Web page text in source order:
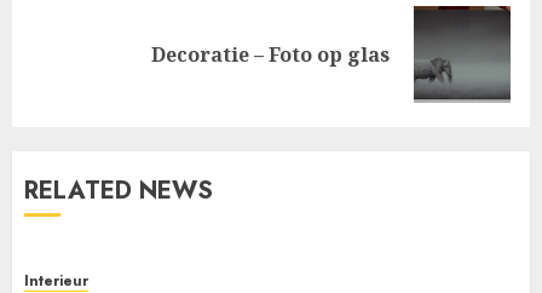
Decoratie – Foto op glas
RELATED NEWS
Interieur